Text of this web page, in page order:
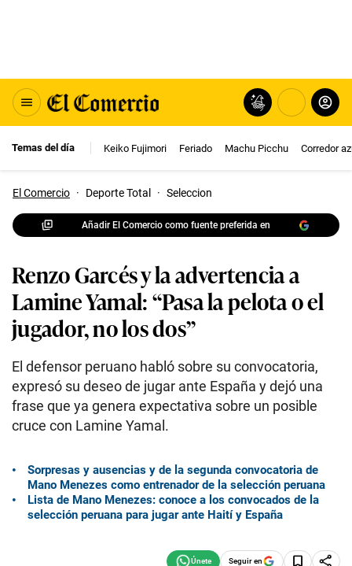
Temas del día Keiko Fujimori Feriado Machu Picchu Corredor
El Comercio · Deporte Total · Seleccion
Añadir El Comercio como fuente preferida en
Renzo Garcés y la advertencia a
Lamine Yamal: “Pasa la pelota o el
jugador, no los dos”
El defensor peruano habló sobre su convocatoria,
expresó su deseo de jugar ante España y dejó una
frase que ya genera expectativa sobre un posible
cruce con Lamine Yamal.
Sorpresas y ausencias y de la segunda convocatoria de
Mano Menezes como entrenador de la selección peruana
Lista de Mano Menezes: conoce a los convocados de la
selección peruana para jugar ante Haití y España
Seguir en